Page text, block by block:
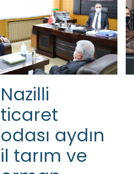
Nazilli
ticaret
odası aydın
il tarım ve